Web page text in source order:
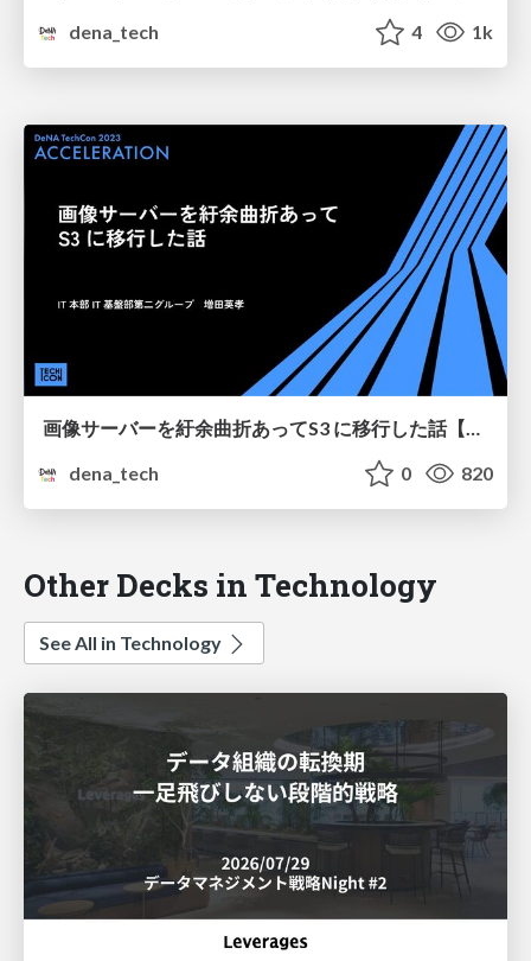
dena_tech
4 1k
画像サーバーを紆余曲折あってS3 に移行した話【DeNA TechCon 2023】
dena_tech
0 820
Other Decks in Technology
See All in Technology